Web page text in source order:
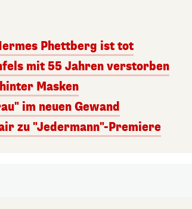
Phettberg ist tot
mit 55 Jahren verstorben
Masken
im neuen Gewand
zu "Jedermann"-Premiere